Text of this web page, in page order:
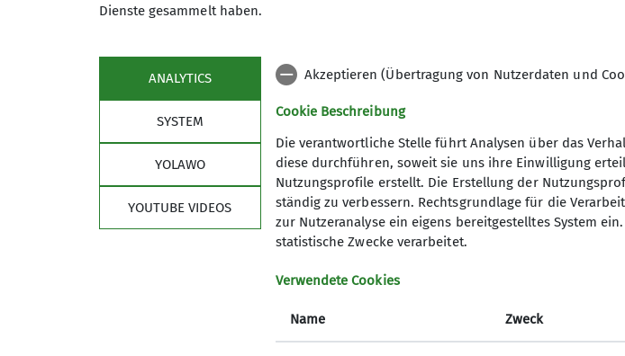
Dienste gesammelt haben.
ANALYTICS
SYSTEM
YOLAWO
YOUTUBE VIDEOS
Akzeptieren (Übertragung von Nutzerdaten und
Cookie Beschreibung
Die verantwortliche Stelle führt Analysen über das
diese durchführen, soweit sie uns ihre Einwilligung
Nutzungsprofile erstellt. Die Erstellung der
ständig zu verbessern. Rechtsgrundlage für die
zur Nutzeranalyse ein eigens bereitgestelltes System
statistische Zwecke verarbeitet.
Verwendete Cookies
Name Zweck